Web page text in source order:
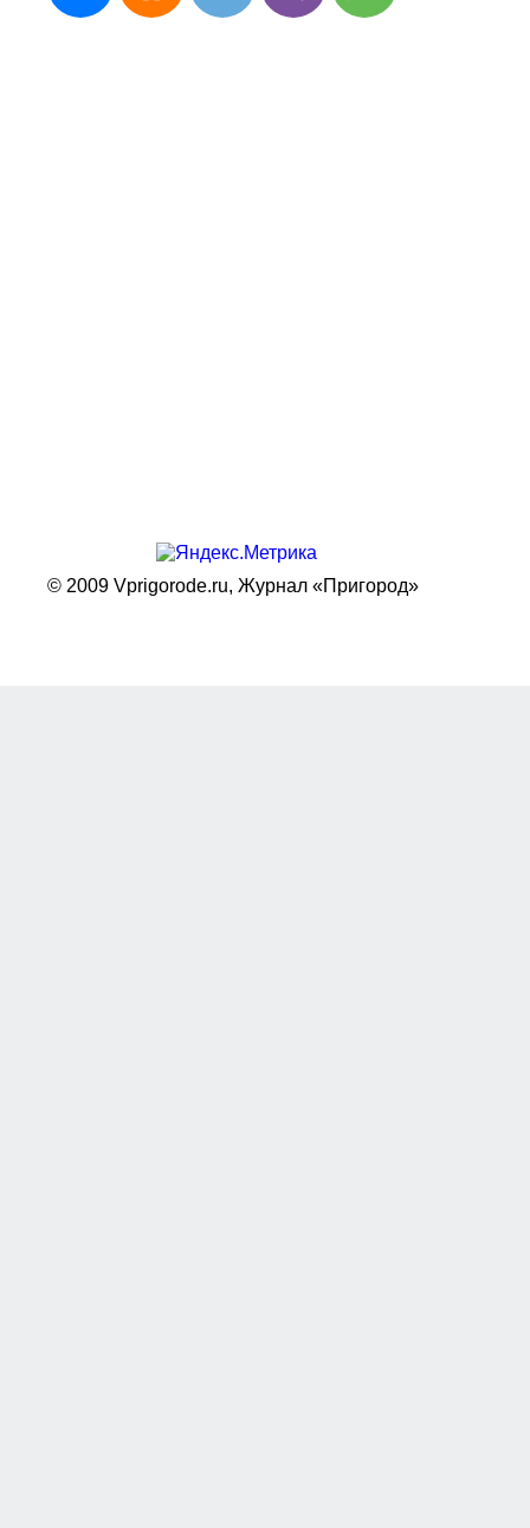
© 2009 Vprigorode.ru, Журнал «Пригород»